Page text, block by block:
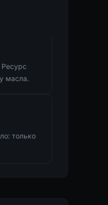
масла.
только